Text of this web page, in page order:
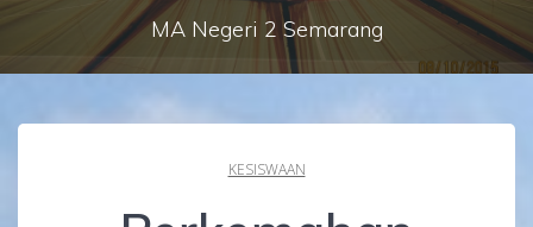
MA Negeri 2 Semarang
KESISWAAN